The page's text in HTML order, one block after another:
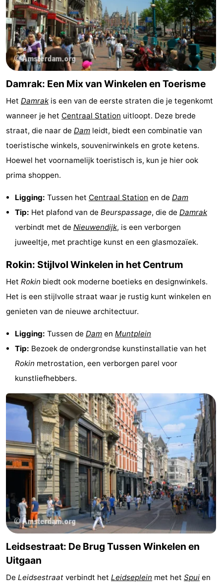
Reisboekenwinkel
Openbaar
vervoer
Route
Centraal
Eindhoven
Parkeren
Tips
Contact
Damrak: Een Mix van Winkelen en Toerisme
Het Damrak is een van de eerste straten die je tegenkomt
wanneer je het Centraal Station uitloopt. Deze brede
straat, die naar de Dam leidt, biedt een combinatie van
toeristische winkels, souvenirwinkels en grote ketens.
Hoewel het voornamelijk toeristisch is, kun je hier ook
prima shoppen.
Ligging: Tussen het Centraal Station en de Dam
Tip: Het plafond van de Beurspassage, die de Damrak
verbindt met de Nieuwendijk, is een verborgen
juweeltje, met prachtige kunst en een glasmozaïek.
Rokin: Stijlvol Winkelen in het Centrum
Het Rokin biedt ook moderne boetieks en designwinkels.
Het is een stijlvolle straat waar je rustig kunt winkelen en
genieten van de nieuwe architectuur.
Ligging: Tussen de Dam en Muntplein
Tip: Bezoek de ondergrondse kunstinstallatie van het
Rokin metrostation, een verborgen parel voor
kunstliefhebbers.
Leidsestraat: De Brug Tussen Winkelen en
Uitgaan
De Leidsestraat verbindt het Leidseplein met het Spui en